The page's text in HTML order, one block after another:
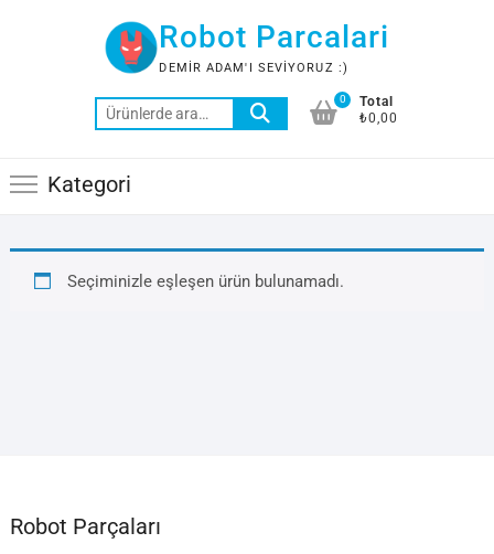
Robot Parcalari
DEMIR ADAM'I SEVIYORUZ :)
Ara:
0
Total
₺0,00
Kategori
Seçiminizle eşleşen ürün bulunamadı.
Robot Parçaları